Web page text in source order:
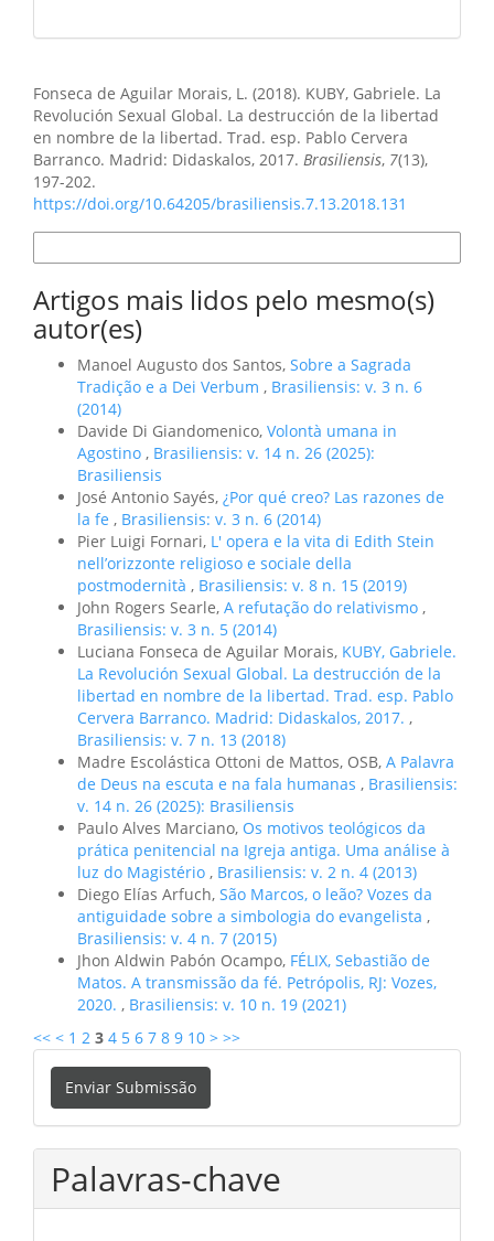
Fonseca de Aguilar Morais, L. (2018). KUBY, Gabriele. La
Revolución Sexual Global. La destrucción de la libertad
en nombre de la libertad. Trad. esp. Pablo Cervera
Barranco. Madrid: Didaskalos, 2017. Brasiliensis, 7(13),
197-202.
https://doi.org/10.64205/brasiliensis.7.13.2018.131
Artigos mais lidos pelo mesmo(s)
autor(es)
Manoel Augusto dos Santos, Sobre a Sagrada
Tradição e a Dei Verbum , Brasiliensis: v. 3 n. 6
(2014)
Davide Di Giandomenico, Volontà umana in
Agostino , Brasiliensis: v. 14 n. 26 (2025):
Brasiliensis
José Antonio Sayés, ¿Por qué creo? Las razones de
la fe , Brasiliensis: v. 3 n. 6 (2014)
Pier Luigi Fornari, L' opera e la vita di Edith Stein
nell’orizzonte religioso e sociale della
postmodernità , Brasiliensis: v. 8 n. 15 (2019)
John Rogers Searle, A refutação do relativismo ,
Brasiliensis: v. 3 n. 5 (2014)
Luciana Fonseca de Aguilar Morais, KUBY, Gabriele.
La Revolución Sexual Global. La destrucción de la
libertad en nombre de la libertad. Trad. esp. Pablo
Cervera Barranco. Madrid: Didaskalos, 2017. ,
Brasiliensis: v. 7 n. 13 (2018)
Madre Escolástica Ottoni de Mattos, OSB, A Palavra
de Deus na escuta e na fala humanas , Brasiliensis:
v. 14 n. 26 (2025): Brasiliensis
Paulo Alves Marciano, Os motivos teológicos da
prática penitencial na Igreja antiga. Uma análise à
luz do Magistério , Brasiliensis: v. 2 n. 4 (2013)
Diego Elías Arfuch, São Marcos, o leão? Vozes da
antiguidade sobre a simbologia do evangelista ,
Brasiliensis: v. 4 n. 7 (2015)
Jhon Aldwin Pabón Ocampo, FÉLIX, Sebastião de
Matos. A transmissão da fé. Petrópolis, RJ: Vozes,
2020. , Brasiliensis: v. 10 n. 19 (2021)
<< < 1 2 3 4 5 6 7 8 9 10 > >>
Enviar
Submissão
Enviar Submissão
Palavras-chave